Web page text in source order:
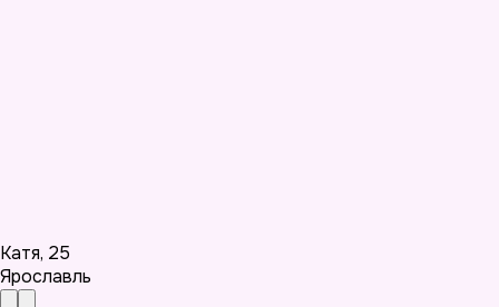
Катя, 25
Ярославль